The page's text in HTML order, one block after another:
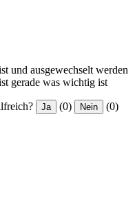
und ausgewechselt werden
gerade was wichtig ist
Ja (0) Nein (0)